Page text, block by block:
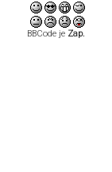
BBCode je Zap.